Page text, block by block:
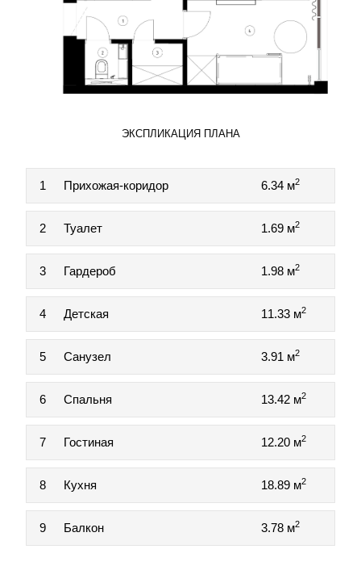
ЭКСПЛИКАЦИЯ ПЛАНА
1 Прихожая-коридор 6.34 м2
2 Туалет 1.69 м2
3 Гардероб 1.98 м2
4 Детская 11.33 м2
5 Санузел 3.91 м2
6 Спальня 13.42 м2
7 Гостиная 12.20 м2
8 Кухня 18.89 м2
9 Балкон 3.78 м2